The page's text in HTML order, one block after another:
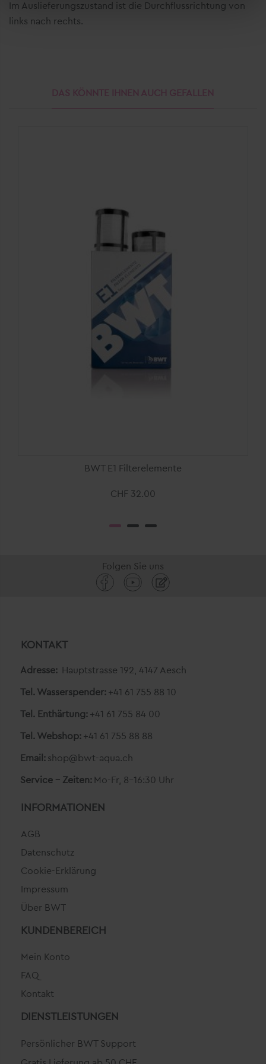
Einstellung können Sie im Fußbereich dieser Website
jederzeit aufrufen und ändern.
Im Auslieferungszustand ist die Durchflussrichtung von
links nach rechts.
DAS KÖNNTE IHNEN AUCH GEFALLEN
BWT E1 Filterelemente
CHF 32.00
Folgen Sie uns
KONTAKT
Adresse: Hauptstrasse 192, 4147 Aesch
Tel. Wasserspender: +41 61 755 88 10
Tel. Enthärtung: +41 61 755 84 00
Tel. Webshop: +41 61 755 88 88
Email: shop@bwt-aqua.ch
Service - Zeiten: Mo-Fr, 8-16:30 Uhr
INFORMATIONEN
AGB
Datenschutz
Cookie-Erklärung
Impressum
Über BWT
KUNDENBEREICH
Mein Konto
FAQ
Kontakt
DIENSTLEISTUNGEN
Persönlicher BWT Support